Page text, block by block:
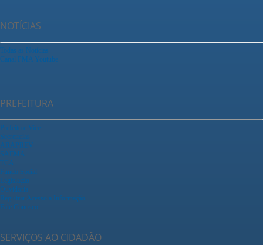
NOTÍCIAS
Todas as Notícias
Canal PMA Youtube
PREFEITURA
Prefeito e Vice
Secretarias
ARAPREV
SAEMA
TCA
Fundo Social
Legislação
Ouvidoria
Registrar Acesso a Informação
Fale Conosco
SERVIÇOS AO CIDADÃO